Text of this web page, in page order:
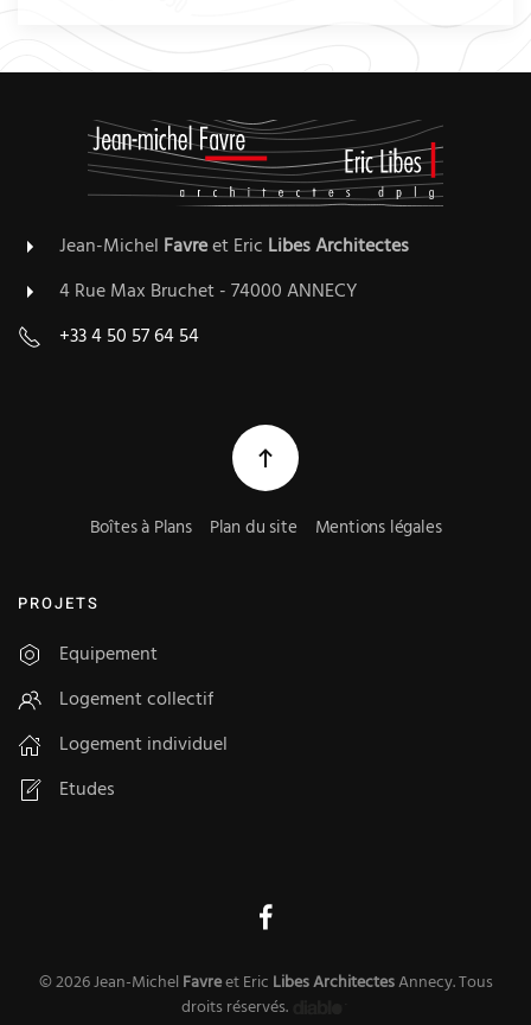
Jean-Michel Favreet Eric LibesArchitectes
4 Rue Max Bruchet - 74000 ANNECY
+33 4 50 57 64 54
Boîtes à Plans Plan du site Mentions légales
PROJETS
Equipement
Logement collectif
Logement individuel
Etudes
©2026Jean-Michel Favreet Eric LibesArchitectesAnnecy. Tous
droits réservés.